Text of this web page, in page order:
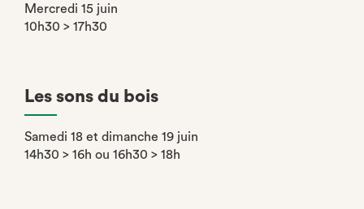
Mercredi 15 juin
10h30 > 17h30
Les sons du bois
Samedi 18 et dimanche 19 juin
14h30 > 16h ou 16h30 > 18h